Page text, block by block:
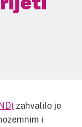
zahvalilo je
i